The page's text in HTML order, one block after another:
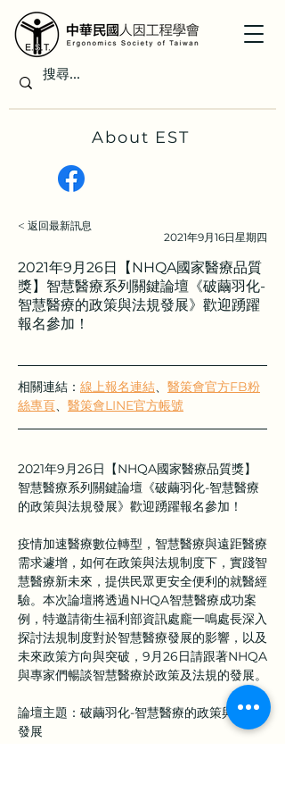
About EST
< 返回最新訊息
2021年9月16日星期四
2021年9月26日【NHQA國家醫療品質
獎】智慧醫療系列關鍵論壇《破繭羽化-
智慧醫療的政策與法規發展》歡迎踴躍
報名參加！
相關連結： 線上報名連結、 醫策會官方FB粉
絲專頁、 醫策會LINE官方帳號
2021年9月26日【NHQA國家醫療品質獎】
智慧醫療系列關鍵論壇《破繭羽化-智慧醫療
的政策與法規發展》歡迎踴躍報名參加！
疫情加速醫療數位轉型，智慧醫療與遠距醫療
需求遽增，如何在政策與法規制度下，實踐智
慧醫療新未來，提供民眾更安全便利的就醫經
驗。本次論壇將透過NHQA智慧醫療成功案
例，特邀請衛生福利部資訊處龐一鳴處長深入
探討法規制度對於智慧醫療發展的影響，以及
未來政策方向與突破，9月26日請跟著NHQA
與專家們暢談智慧醫療於政策及法規的發展。
論壇主題：破繭羽化-智慧醫療的政策與法規
發展